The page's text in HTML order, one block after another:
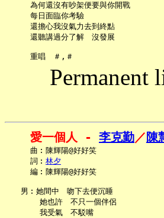
     為何還沒有吵架便要與你開戰
     每日面臨你考驗
     還擔心我沒氣力去到終點
     還聽講過分了解　沒發展
Permanent
愛一個人 - 李克勤／ 陳
     曲︰陳輝陽@好好笑
     詞︰
林夕
     編︰陳輝陽@好好笑
   男︰她間中　吻下去便沉睡
       她也許　不只一個伴侶
       我受氣　不駁嘴